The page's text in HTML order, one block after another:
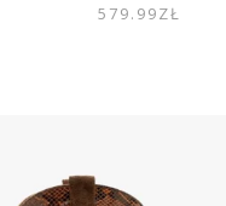
579.99ZŁ